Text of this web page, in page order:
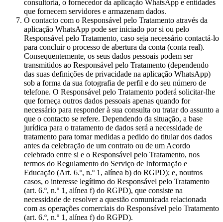
consultoria, o fornecedor da aplicação WhatsApp e entidades
que fornecem servidores e armazenam dados.
O contacto com o Responsável pelo Tratamento através da
aplicação WhatsApp pode ser iniciado por si ou pelo
Responsável pelo Tratamento, caso seja necessário contactá-lo
para concluir o processo de abertura da conta (conta real).
Consequentemente, os seus dados pessoais podem ser
transmitidos ao Responsável pelo Tratamento (dependendo
das suas definições de privacidade na aplicação WhatsApp)
sob a forma da sua fotografia de perfil e do seu número de
telefone. O Responsável pelo Tratamento poderá solicitar-lhe
que forneça outros dados pessoais apenas quando for
necessário para responder à sua consulta ou tratar do assunto a
que o contacto se refere. Dependendo da situação, a base
jurídica para o tratamento de dados será a necessidade de
tratamento para tomar medidas a pedido do titular dos dados
antes da celebração de um contrato ou de um Acordo
celebrado entre si e o Responsável pelo Tratamento, nos
termos do Regulamento do Serviço de Informação e
Educação (Art. 6.º, n.º 1, alínea b) do RGPD); e, noutros
casos, o interesse legítimo do Responsável pelo Tratamento
(art. 6.º, n.º 1, alínea f) do RGPD), que consiste na
necessidade de resolver a questão comunicada relacionada
com as operações comerciais do Responsável pelo Tratamento
(art. 6.º, n.º 1, alínea f) do RGPD).